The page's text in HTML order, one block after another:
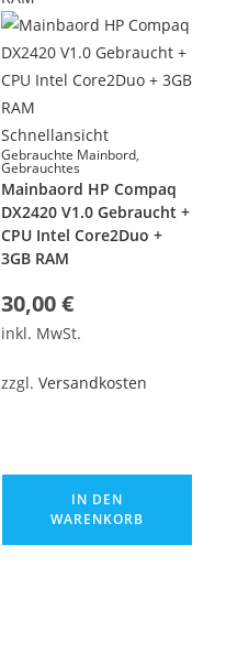
Schnellansicht
Gebrauchte Mainbord,
Gebrauchtes
Mainbaord HP Compaq
DX2420 V1.0 Gebraucht +
CPU Intel Core2Duo +
3GB RAM
30,00€
inkl. MwSt.
zzgl.Versandkosten
IN DEN
WARENKORB